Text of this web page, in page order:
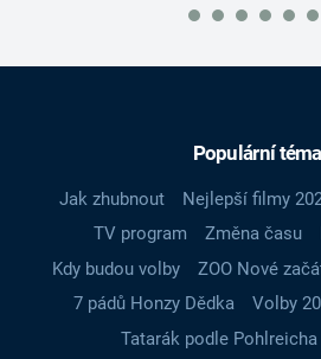
Populární
Jak zhubnout Nejlepší filmy
TV program
Změna času
Kdy budou volby
ZOO Nové
7 pádů Honzy Dědka
Volby
Tatarák podle Pohlreicha